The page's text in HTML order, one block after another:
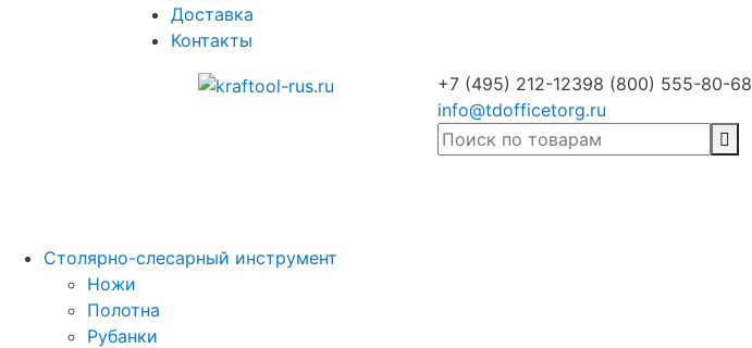
Доставка
Контакты
+7 (495) 212-12398 (800) 555-80-68
info@tdofficetorg.ru
Столярно-слесарный инструмент
Ножи
Полотна
Рубанки